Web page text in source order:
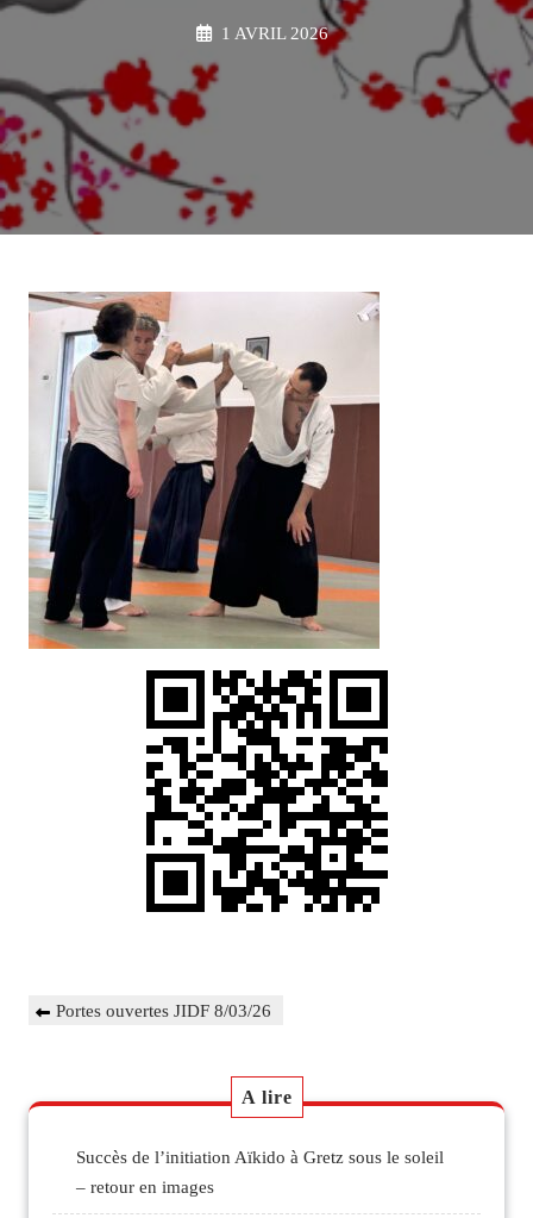
1 AVRIL 2026
de
Previous
Portes ouvertes JIDF 8/03/26
A lire
Succès de l’initiation Aïkido à Gretz sous le soleil
– retour en images